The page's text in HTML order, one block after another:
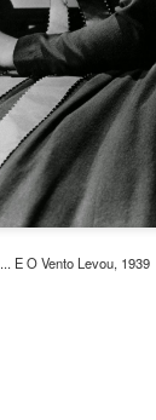
... E O Vento Levou, 1939